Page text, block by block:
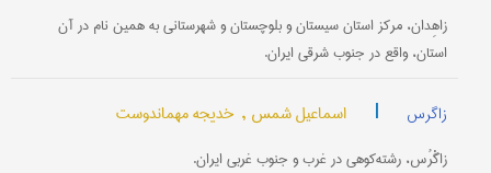
زاهِدان، مرکز استان سیستان و بلوچستان و شهرستانی به همین نام در آن
استان، واقع در جنوب شرقی ایران.
زاگرس | اسماعیل شمس , خدیجه مهماندوست
زاگْرُس، رشته‌کوهی در غرب و جنوب غربی ایران.